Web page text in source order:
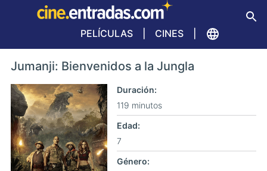
PELÍCULAS CINES
Jumanji: Bienvenidos a la Jungla
Duración
119 minutos
Edad
7
Género